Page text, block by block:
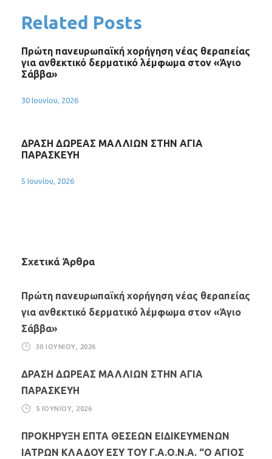
Related Posts
Πρώτη πανευρωπαϊκή χορήγηση νέας θεραπείας
για ανθεκτικό δερματικό λέμφωμα στον «Άγιο
Σάββα»
30 Ιουνίου, 2026
ΔΡΑΣΗ ΔΩΡΕΑΣ ΜΑΛΛΙΩΝ ΣΤΗΝ ΑΓΙΑ
ΠΑΡΑΣΚΕΥΗ
5 Ιουνίου, 2026
Σχετικά Άρθρα
Πρώτη πανευρωπαϊκή χορήγηση νέας θεραπείας
για ανθεκτικό δερματικό λέμφωμα στον «Άγιο
Σάββα»
30 ΙΟΥΝΊΟΥ, 2026
ΔΡΑΣΗ ΔΩΡΕΑΣ ΜΑΛΛΙΩΝ ΣΤΗΝ ΑΓΙΑ
ΠΑΡΑΣΚΕΥΗ
5 ΙΟΥΝΊΟΥ, 2026
ΠΡΟΚΗΡΥΞΗ ΕΠΤΑ ΘΕΣΕΩΝ ΕΙΔΙΚΕΥΜΕΝΩΝ
ΙΑΤΡΩΝ ΚΛΑΔΟΥ ΕΣΥ ΤΟΥ Γ.Α.Ο.Ν.Α. “Ο ΑΓΙΟΣ